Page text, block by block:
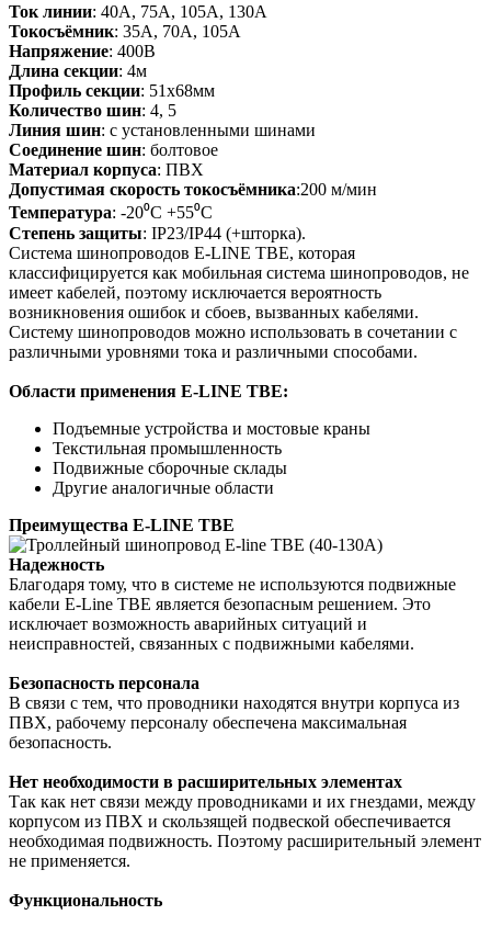
Ток линии: 40А, 75А, 105А, 130А
Токосъёмник: 35А, 70А, 105А
Напряжение: 400В
Длина секции: 4м
Профиль секции: 51х68мм
Количество шин: 4, 5
Линия шин: с установленными шинами
Соединение шин: болтовое
Материал корпуса: ПВХ
Допустимая скорость токосъёмника:200 м/мин
Температура: -20⁰С +55⁰С
Степень защиты: IP23/IP44 (+шторка).
Система шинопроводов Е-LINE TBE, которая
классифицируется как мобильная система шинопроводов, не
имеет кабелей, поэтому исключается вероятность
возникновения ошибок и сбоев, вызванных кабелями.
Систему шинопроводов можно использовать в сочетании с
различными уровнями тока и различными способами.
Области применения E-LINE TBE:
Подъемные устройства и мостовые краны
Текстильная промышленность
Подвижные сборочные склады
Другие аналогичные области
Преимущества E-LINE TBE
Надежность
Благодаря тому, что в системе не используются подвижные
кабели E-Line TBE является безопасным решением. Это
исключает возможность аварийных ситуаций и
неисправностей, связанных с подвижными кабелями.
Безопасность персонала
В связи с тем, что проводники находятся внутри корпуса из
ПВХ, рабочему персоналу обеспечена максимальная
безопасность.
Нет необходимости в расширительных элементах
Так как нет связи между проводниками и их гнездами, между
корпусом из ПВХ и скользящей подвеской обеспечивается
необходимая подвижность. Поэтому расширительный элемент
не применяется.
Функциональность